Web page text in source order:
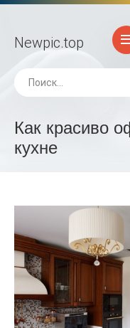
Newpic.top
Как красиво
кухне